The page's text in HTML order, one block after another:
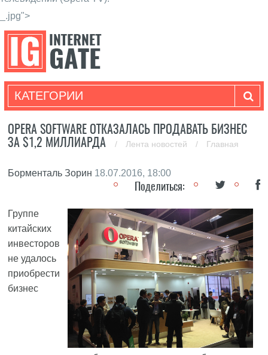
_.jpg">
КАТЕГОРИИ
OPERA SOFTWARE ОТКАЗАЛАСЬ ПРОДАВАТЬ БИЗНЕС
ЗА $1,2 МИЛЛИАРДА
/ Лента новостей / Главная
Борменталь Зорин 18.07.2016, 18:00
Поделиться:
Группе
китайских
инвесторов
не удалось
приобрести
бизнес